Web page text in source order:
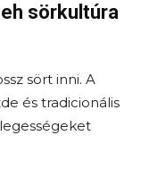
sörkultúra
sört inni. A
és tradicionális